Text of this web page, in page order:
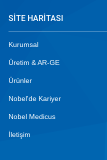
SİTE HARİTASI
Kurumsal
Üretim & AR-GE
Ürünler
Nobel'de Kariyer
Nobel Medicus
İletişim